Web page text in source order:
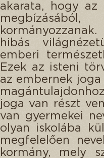
akarata, hogy
hibás
emberi
Ezek az isteni
az embernek joga
joga van részt
van gyermekei
olyan iskolába
megfelelően
kormány, mely